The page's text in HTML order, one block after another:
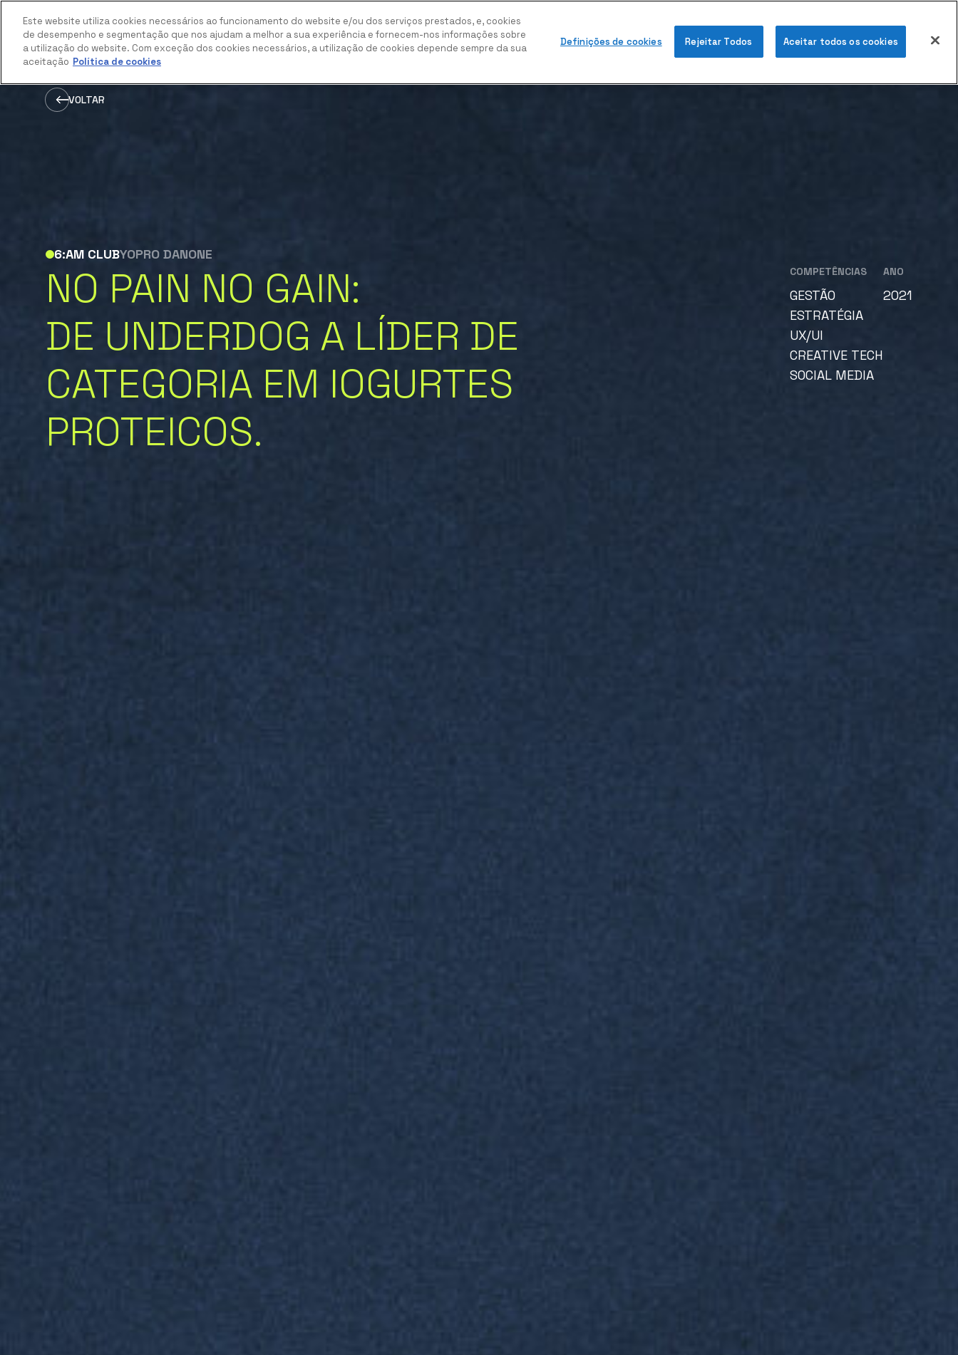
HOMEWORKCONTACTOS PEDIR PROPOSTA
VOLTAR
6:AM CLUBYOPRO DANONE
NO PAIN NO GAIN:
DE UNDERDOG A LÍDER DE
CATEGORIA EM IOGURTES
PROTEICOS.
COMPETÊNCIAS
GESTÃO
ESTRATÉGIA
UX/UI
CREATIVE TECH
SOCIAL MEDIA
ANO
2021
Este website utiliza cookies necessários ao funcionamento do website e/ou dos serviços prestados, e, cookies
de desempenho e segmentação que nos ajudam a melhor a sua experiência e fornecem-nos informações sobre
a utilização do website. Com exceção dos cookies necessários, a utilização de cookies depende sempre da sua
aceitação Política de cookies
Definições de cookies Rejeitar Todos Aceitar todos os cookies